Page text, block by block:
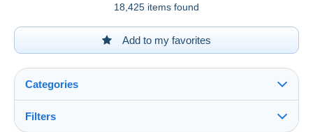
18,425 items found
Add to my favorites
Categories
Filters